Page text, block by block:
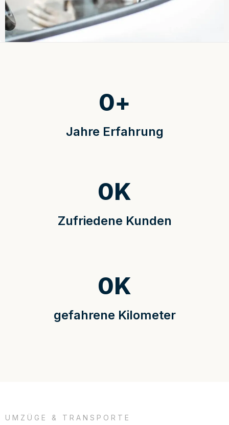
Jahre Erfahrung
0+
Zufriedene Kunden
0K
gefahrene Kilometer
0K
UMZÜGE & TRANSPORTE